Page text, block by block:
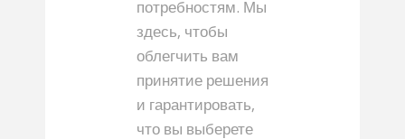
потребностям. Мы
здесь, чтобы
облегчить вам
принятие решения
и гарантировать,
что вы выберете